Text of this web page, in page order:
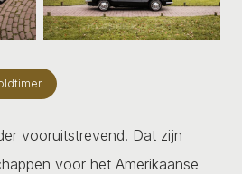
vooruitstrevend. Dat zijn
voor het Amerikaanse